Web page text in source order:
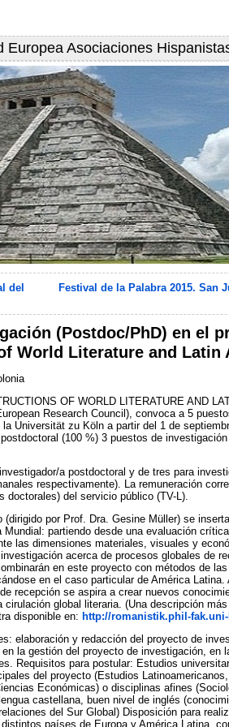
Europea Asociaciones
del
Festival de la Palabra 2015. San
(Postdoc/PhD) en el
World Literature and Latin
OF WORLD LITERATURE AND
Research Council), convoca a 5
Universität zu Köln a partir del 1 de
(100 %) 3 puestos de
a postdoctoral y de tres para
respectivamente). La remuneración
doctorales) del servicio público (TV-L).
por Prof. Dra. Gesine Müller) se
partiendo desde una evaluación
las dimensiones materiales, visuales y
acerca de procesos globales de
en este proyecto con métodos de
en el caso particular de América Latina.
recepción se aspira a crear nuevos
global literaria. (Una descripción
disponible en: http://romanistik.phil-fak.uni-
elaboración y redacción del proyecto de
la gestión del proyecto de investigación, en
Requisitos para postular: Estudios
del proyecto (Estudios
Económicas) o disciplinas afines
castellana, buen nivel de inglés
del Sur Global) Disposición para
países de Europa y América Latina,